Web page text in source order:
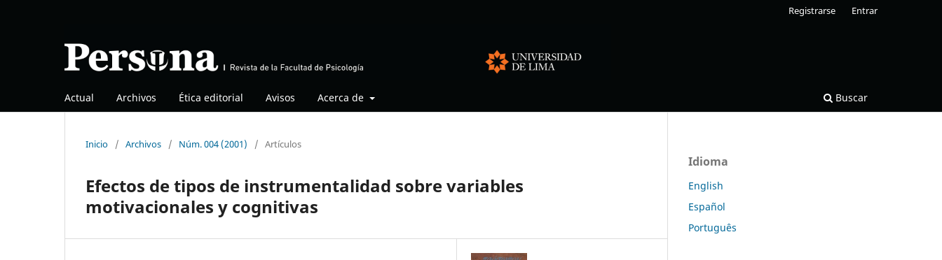
Actual Archivos Ética editorial Avisos Acerca de Buscar
Registrarse Entrar
Inicio / Archivos / Núm. 004 (2001) / Artículos
Efectos de tipos de instrumentalidad sobre variables
motivacionales y cognitivas
Idioma
English
Español
Português